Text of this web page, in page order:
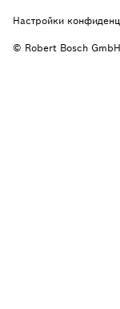
Настройки
© Robert Bosch